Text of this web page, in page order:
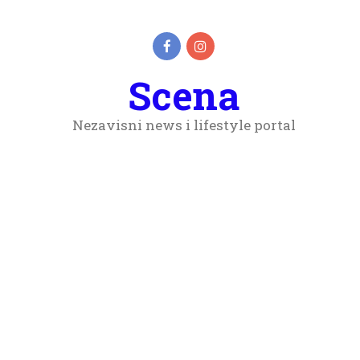
Scena
Nezavisni news i lifestyle portal